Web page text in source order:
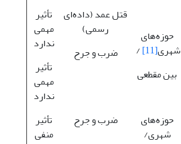
حوزه‌های
شهری[11]
/
بین مقطعی
قتل عمد (داده‌ای
رسمی)
ضرب و جرح
تأثیر
مهمی
ندارد
تأثیر
مهمی
ندارد
حوزه‌های
شهری/
ضرب و جرح
تأثیر
منفی